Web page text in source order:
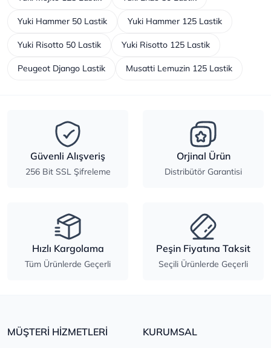
Yuki Hammer 50 Lastik Yuki Hammer 125 Lastik
Yuki Risotto 50 Lastik Yuki Risotto 125 Lastik
Peugeot Django Lastik Musatti Lemuzin 125 Lastik
Güvenli Alışveriş
256 Bit SSL Şifreleme
Orjinal Ürün
Distribütör Garantisi
Hızlı Kargolama
Tüm Ürünlerde Geçerli
Peşin Fiyatına Taksit
Seçili Ürünlerde Geçerli
MÜŞTERİ HİZMETLERİ KURUMSAL